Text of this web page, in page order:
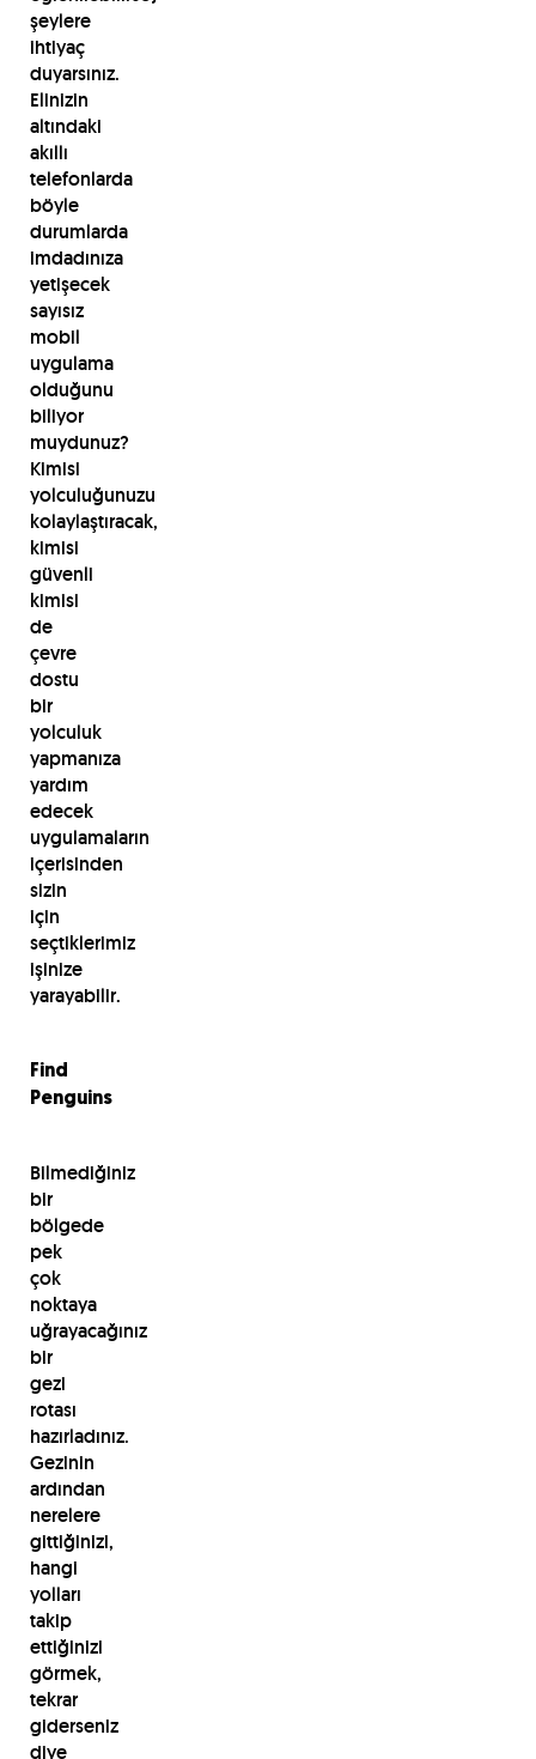
şeylere
ihtiyaç
duyarsınız.
Elinizin
altındaki
akıllı
telefonlarda
böyle
durumlarda
imdadınıza
yetişecek
sayısız
mobil
uygulama
olduğunu
biliyor
muydunuz?
Kimisi
yolculuğunuzu
kolaylaştıracak,
kimisi
güvenli
kimisi
de
çevre
dostu
bir
yolculuk
yapmanıza
yardım
edecek
uygulamaların
içerisinden
sizin
için
seçtiklerimiz
işinize
yarayabilir.
Find
Penguins
Bilmediğiniz
bir
bölgede
pek
çok
noktaya
uğrayacağınız
bir
gezi
rotası
hazırladınız.
Gezinin
ardından
nerelere
gittiğinizi,
hangi
yolları
takip
ettiğinizi
görmek,
tekrar
giderseniz
diye